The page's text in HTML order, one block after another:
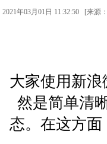
2021年03月01日 11:32:50 [来源
大家使用新
然是简单清
态。在这方